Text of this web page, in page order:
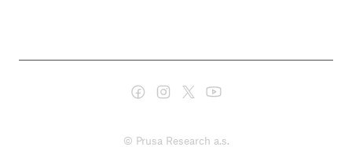
© Prusa Research a.s.